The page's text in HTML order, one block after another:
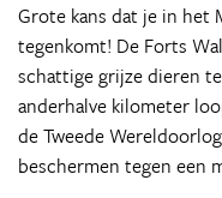
Grote kans dat je in het
tegenkomt! De Forts
schattige grijze dieren
anderhalve kilometer
de Tweede
beschermen tegen een